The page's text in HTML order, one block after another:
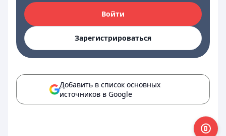
Войти
Зарегистрироваться
Добавить в список основных
источников в Google